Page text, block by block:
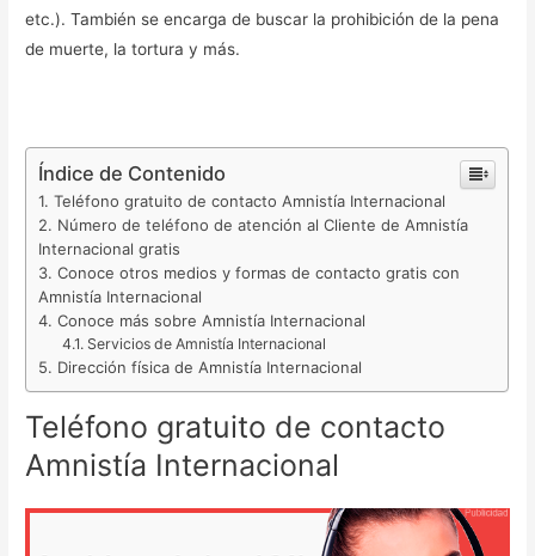
etc.). También se encarga de buscar la prohibición de la pena
de muerte, la tortura y más.
Índice de Contenido
Teléfono gratuito de contacto Amnistía Internacional
Número de teléfono de atención al Cliente de Amnistía
Internacional gratis
Conoce otros medios y formas de contacto gratis con
Amnistía Internacional
Conoce más sobre Amnistía Internacional
Servicios de Amnistía Internacional
Dirección física de Amnistía Internacional
Teléfono gratuito de contacto
Amnistía Internacional